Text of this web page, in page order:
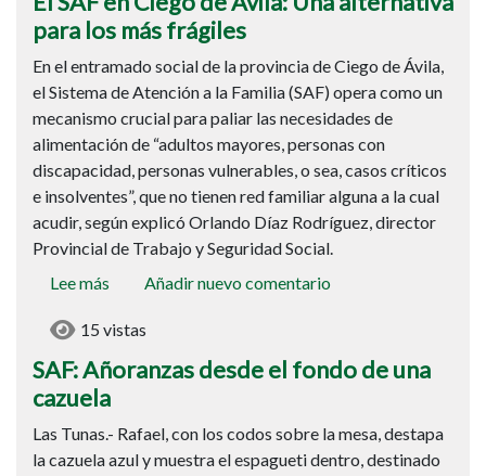
Ciego
de
Ávila:
Una
alternativa
para
los
más
frágiles
para los más frágiles
En el entramado social de la provincia de Ciego de Ávila,
el Sistema de Atención a la Familia (SAF) opera como un
mecanismo crucial para paliar las necesidades de
alimentación de “adultos mayores, personas con
discapacidad, personas vulnerables, o sea, casos críticos
e insolventes”, que no tienen red familiar alguna a la cual
acudir, según explicó Orlando Díaz Rodríguez, director
Provincial de Trabajo y Seguridad Social.
Lee más sobre
Añoranzas
desde
fondo
de
una
Añadir nuevo comentario
15 vistas
SAF: Añoranzas desde el fondo de una
cazuela
Las Tunas.- Rafael, con los codos sobre la mesa, destapa
la cazuela azul y muestra el espagueti dentro, destinado